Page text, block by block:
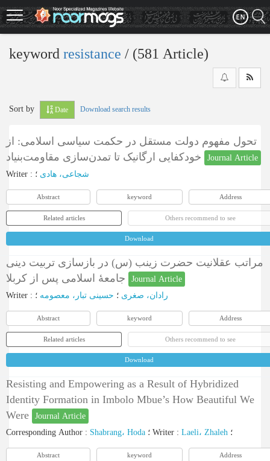
Skip
to
main
keyword resistance ‎/ (581 Article)
Sort by Date Download search results
تحول مفهوم دولت مستقل در حکمت سیاسی اسلامی: از
Journal Article
Writer : شجاعی، هادی ؛
Abstract keyword Address
Related articles Others recommend to see
Download
مراتب عقلانیت حضرت زینب (س) در بازسازی تربیت دینی
Journal Article
Writer : رادان، صغری ؛ حسینی تبار، معصومه ؛
Abstract keyword Address
Related articles Others recommend to see
Download
Resisting and Empowering as a Result of Hybridized
Identity Formation in Imbolo Mbue’s How Beautiful We
Were
Journal Article
Corresponding Author : Shabrang، Hoda Writer : Laeli، Zhaleh ؛
Abstract keyword Address